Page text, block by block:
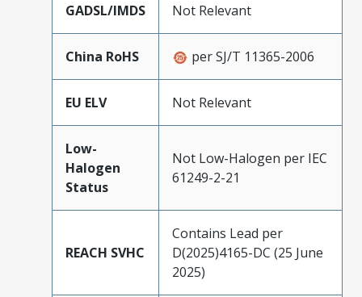
GADSL/IMDS Not Relevant
China RoHS per SJ/T 11365-2006
EU ELV Not Relevant
Low-
Halogen
Status
Not Low-Halogen per IEC
61249-2-21
REACH SVHC
Contains Lead per
D(2025)4165-DC (25 June
2025)